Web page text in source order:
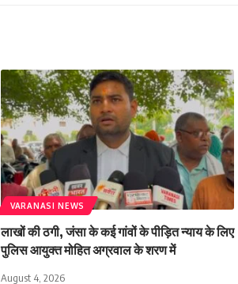
VARANASI NEWS
लाखों की ठगी, जंसा के कई गांवों के पीड़ित न्याय के लिए
पुलिस आयुक्त मोहित अग्रवाल के शरण में
August 4, 2026